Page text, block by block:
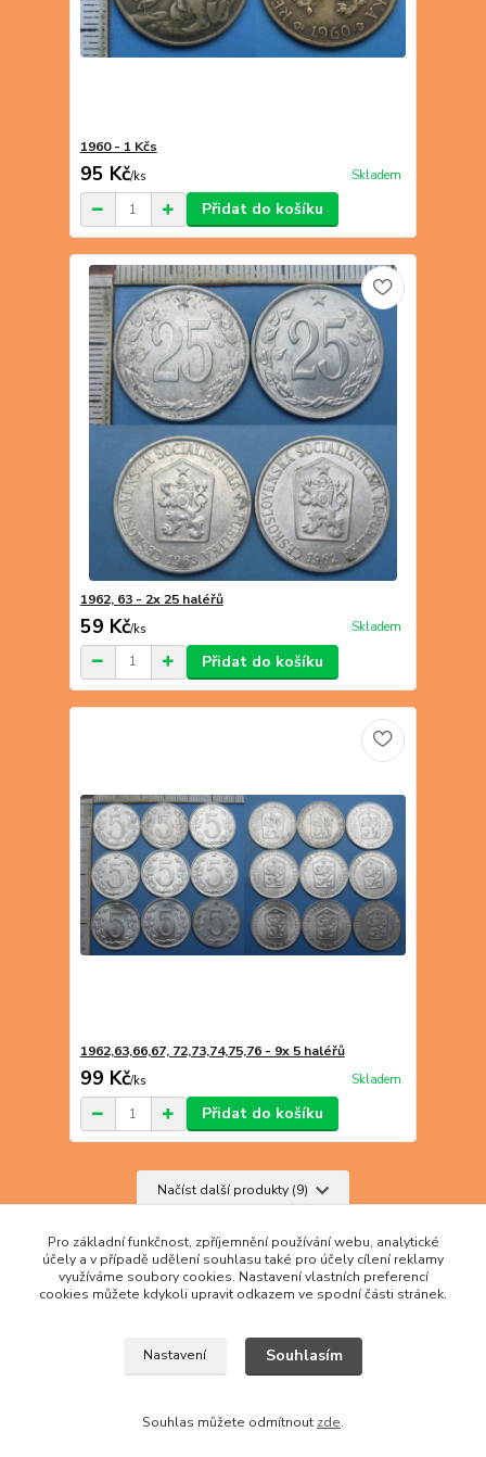
1960 - 1 Kčs
95 Kč/ks Skladem
Přidat do košíku
1962, 63 - 2x 25 haléřů
59 Kč/ks Skladem
Přidat do košíku
1962,63,66,67, 72,73,74,75,76 - 9x 5 haléřů
99 Kč/ks Skladem
Přidat do košíku
Načíst další produkty (9)
Pro základní funkčnost, zpříjemnění používání webu, analytické
účely a v případě udělení souhlasu také pro účely cílení reklamy
využíváme soubory cookies. Nastavení vlastních preferencí
cookies můžete kdykoli upravit odkazem ve spodní části stránek.
Nastavení Souhlasím
Souhlas můžete odmítnout zde.